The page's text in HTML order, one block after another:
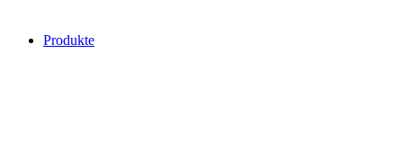
Produkte